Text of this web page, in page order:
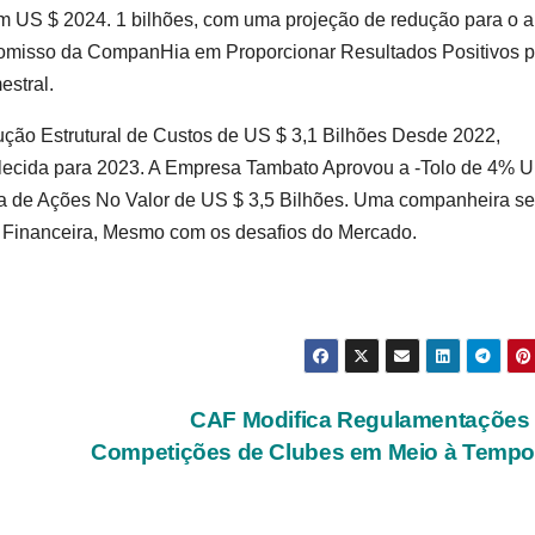
US $ 2024. 1 bilhões, com uma projeção de redução para o
da CompanHia em Proporcionar Resultados Positivos
Estrutural de Custos de US $ 3,1 Bilhões Desde 2022,
para 2023. A Empresa Tambato Aprovou a -Tolo de 4%
Ações No Valor de US $ 3,5 Bilhões. Uma companheira se
Mesmo com os desafios do Mercado.
CAF Modifica Regulamentações
Competições de Clubes em Meio à